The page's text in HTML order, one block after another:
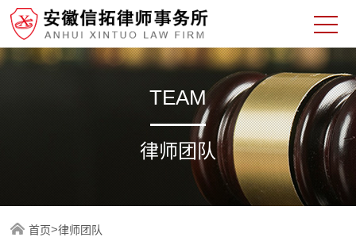
TEAM
律师团队
首页>律师团队